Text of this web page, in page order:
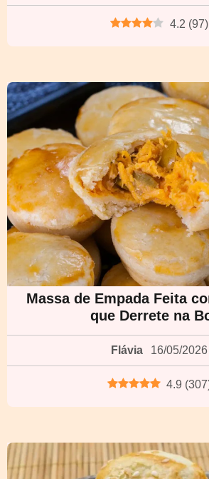
4.2 (97)
Massa de Empada Feita
que Derrete na
Flávia 16/05/2026
4.9 (307